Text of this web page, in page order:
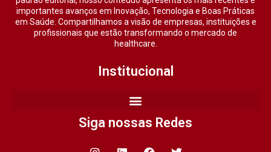
importantes avanços em Inovação, Tecnologia e Boas Práticas
em Saúde. Compartilhamos a visão de empresas, instituições e
profissionais que estão transformando o mercado de
healthcare.
Institucional
Siga nossas Redes